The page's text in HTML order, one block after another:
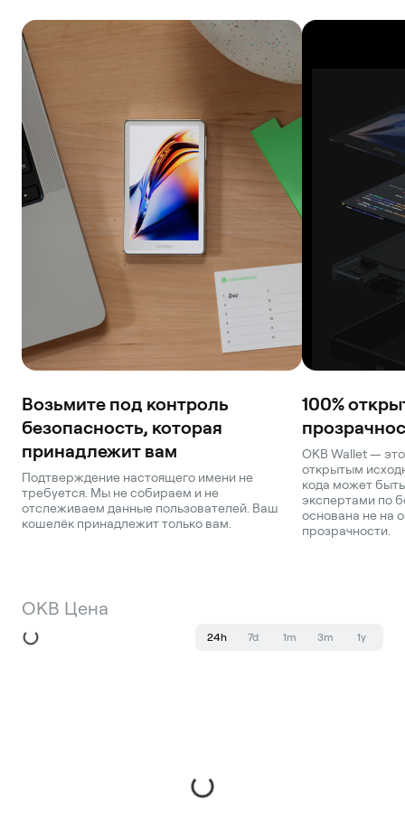
Возьмите под контроль
безопасность, которая
принадлежит вам
Подтверждение настоящего имени не
требуется. Мы не собираем и не
отслеживаем данные пользователей. Ваш
кошелёк принадлежит только вам.
100%
OKB Wallet —
открытым
кода может
экспертами по
основана не на
прозрачности.
OKB Цена
24h 7d 1m 3m 1y